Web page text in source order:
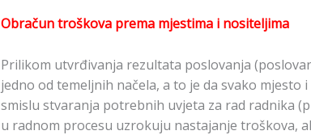
Obračun troškova prema mjestima i nositeljima
Prilikom utvrđivanja rezultata poslovanja
jedno od temeljnih načela, a to je da svako
smislu stvaranja potrebnih uvjeta za rad radnika
u radnom procesu uzrokuju nastajanje troškova,